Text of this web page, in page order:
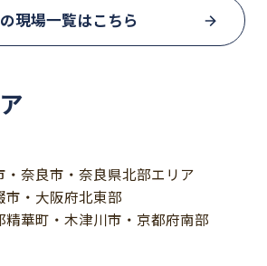
現場一覧はこちら
・奈良市・奈良県北部エリア
市・大阪府北東部
精華町・木津川市・京都府南部